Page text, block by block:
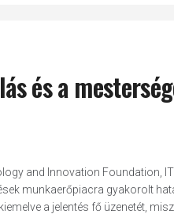
és a
and Innovation Foundation,
munkaerőpiacra gyakorolt
a jelentés fő üzenetét,